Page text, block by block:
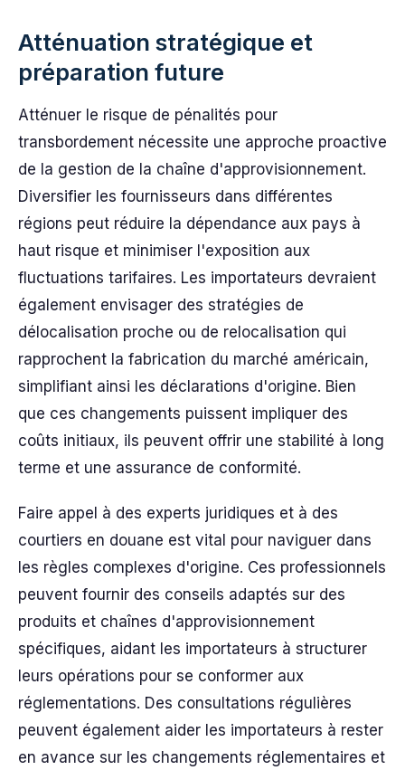
Atténuation stratégique et
préparation future
Atténuer le risque de pénalités pour
transbordement nécessite une approche proactive
de la gestion de la chaîne d'approvisionnement.
Diversifier les fournisseurs dans différentes
régions peut réduire la dépendance aux pays à
haut risque et minimiser l'exposition aux
fluctuations tarifaires. Les importateurs devraient
également envisager des stratégies de
délocalisation proche ou de relocalisation qui
rapprochent la fabrication du marché américain,
simplifiant ainsi les déclarations d'origine. Bien
que ces changements puissent impliquer des
coûts initiaux, ils peuvent offrir une stabilité à long
terme et une assurance de conformité.
Faire appel à des experts juridiques et à des
courtiers en douane est vital pour naviguer dans
les règles complexes d'origine. Ces professionnels
peuvent fournir des conseils adaptés sur des
produits et chaînes d'approvisionnement
spécifiques, aidant les importateurs à structurer
leurs opérations pour se conformer aux
réglementations. Des consultations régulières
peuvent également aider les importateurs à rester
en avance sur les changements réglementaires et